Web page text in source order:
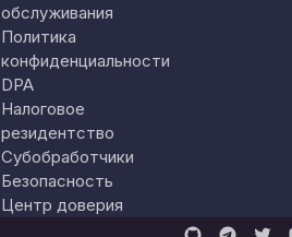
обслуживания
Политика
конфиденциальности
DPA
Налоговое
резидентство
Субобработчики
Безопасность
Центр доверия